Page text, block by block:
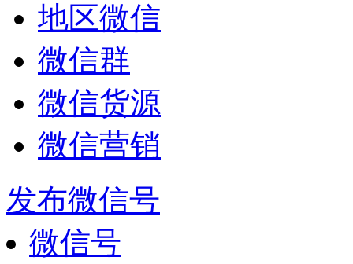
地区微信
微信群
微信货源
微信营销
发布微信号
微信号